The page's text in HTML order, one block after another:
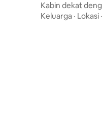
Kabin dekat
Keluarga · Lokasi ·